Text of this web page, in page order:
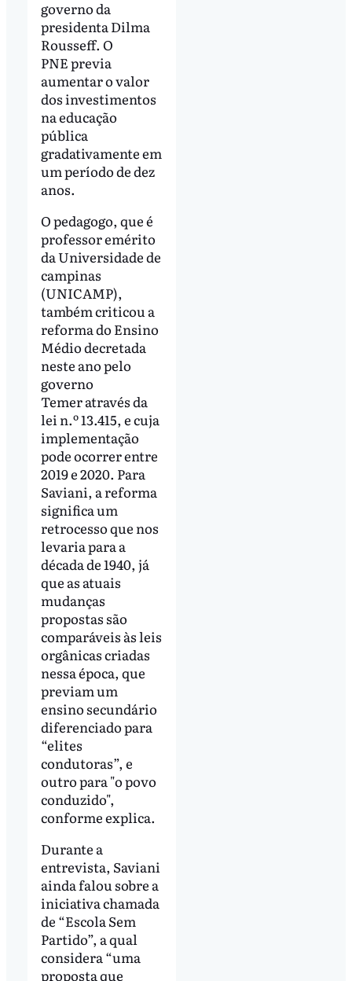
governo da
presidenta Dilma
Rousseff. O
PNE previa
aumentar o valor
dos investimentos
na educação
pública
gradativamente em
um período de dez
anos.
O pedagogo, que é
professor emérito
da Universidade de
campinas
(UNICAMP),
também criticou a
reforma do Ensino
Médio decretada
neste ano pelo
governo
Temer através da
lei n.º 13.415, e cuja
implementação
pode ocorrer entre
2019 e 2020. Para
Saviani, a reforma
significa um
retrocesso que nos
levaria para a
década de 1940, já
que as atuais
mudanças
propostas são
comparáveis às leis
orgânicas criadas
nessa época, que
previam um
ensino secundário
diferenciado para
“elites
condutoras”, e
outro para "o povo
conduzido",
conforme explica.
Durante a
entrevista, Saviani
ainda falou sobre a
iniciativa chamada
de “Escola Sem
Partido”, a qual
considera “uma
proposta que